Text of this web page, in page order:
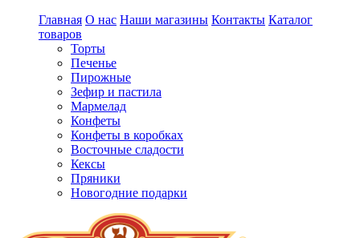
Главная О нас Наши магазины Контакты Каталог
товаров
Торты
Печенье
Пирожные
Зефир и пастила
Мармелад
Конфеты
Конфеты в коробках
Восточные сладости
Кексы
Пряники
Новогодние подарки